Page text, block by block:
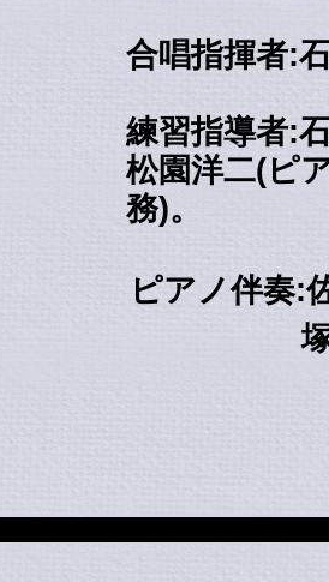
合唱指揮者:
練習指導者:
松園洋二(ピ
務)。
ピアノ伴奏:
塚本芙